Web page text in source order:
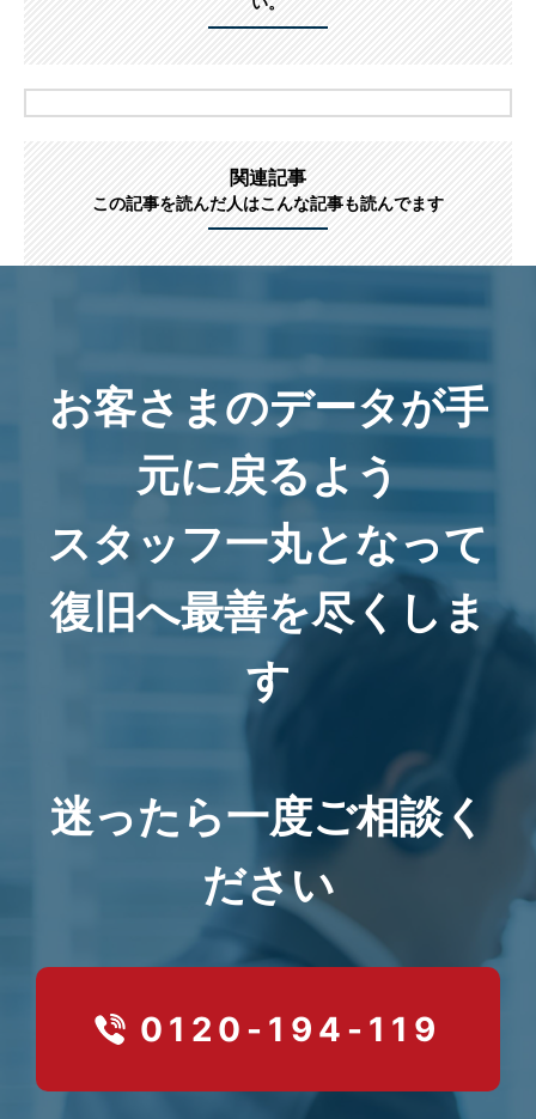
関連記事
この記事を読んだ人はこんな記事も読んでます
お客さまのデータが手
元に戻るよう
スタッフ一丸となって
復旧へ最善を尽くしま
す
迷ったら一度ご相談く
ださい
0120-194-119